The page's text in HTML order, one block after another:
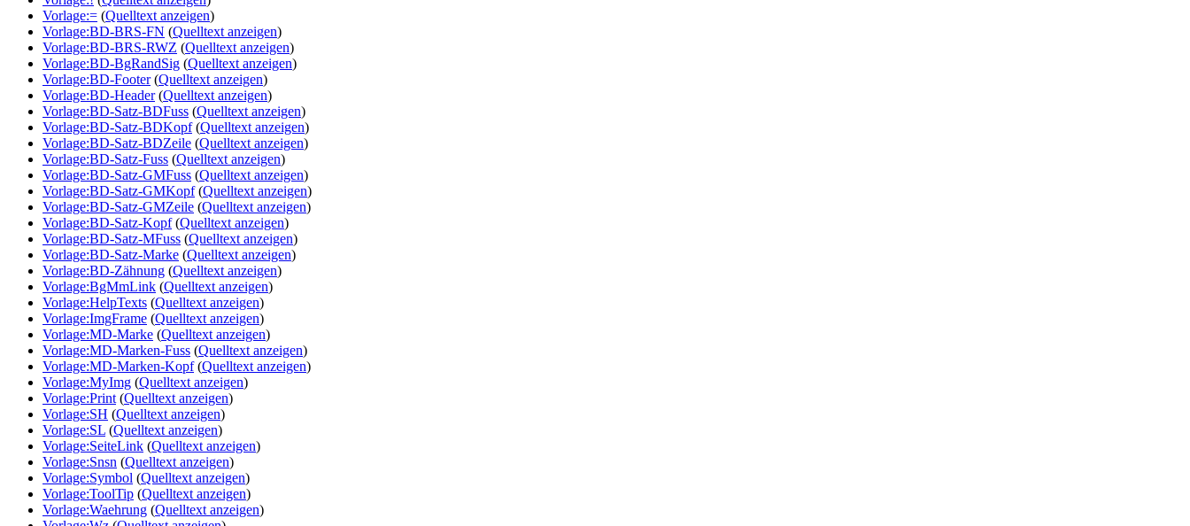
Vorlage:= (Quelltext anzeigen)
Vorlage:BD-BRS-FN (Quelltext anzeigen)
Vorlage:BD-BRS-RWZ (Quelltext anzeigen)
Vorlage:BD-BgRandSig (Quelltext anzeigen)
Vorlage:BD-Footer(Quelltext anzeigen)
Vorlage:BD-Header(Quelltext anzeigen)
Vorlage:BD-Satz-BDFuss (Quelltext anzeigen)
Vorlage:BD-Satz-BDKopf(Quelltext anzeigen)
Vorlage:BD-Satz-BDZeile (Quelltext anzeigen)
Vorlage:BD-Satz-Fuss (Quelltext anzeigen)
Vorlage:BD-Satz-GMFuss (Quelltext anzeigen)
Vorlage:BD-Satz-GMKopf(Quelltext anzeigen)
Vorlage:BD-Satz-GMZeile (Quelltext anzeigen)
Vorlage:BD-Satz-Kopf(Quelltext anzeigen)
Vorlage:BD-Satz-MFuss (Quelltext anzeigen)
Vorlage:BD-Satz-Marke (Quelltext anzeigen)
Vorlage:BD-Zähnung (Quelltext anzeigen)
Vorlage:BgMmLink (Quelltext anzeigen)
Vorlage:HelpTexts (Quelltext anzeigen)
Vorlage:ImgFrame (Quelltext anzeigen)
Vorlage:MD-Marke (Quelltext anzeigen)
Vorlage:MD-Marken-Fuss (Quelltext anzeigen)
Vorlage:MD-Marken-Kopf(Quelltext anzeigen)
Vorlage:MyImg (Quelltext anzeigen)
Vorlage:Print (Quelltext anzeigen)
Vorlage:SH (Quelltext anzeigen)
Vorlage:SL (Quelltext anzeigen)
Vorlage:SeiteLink (Quelltext anzeigen)
Vorlage:Snsn (Quelltext anzeigen)
Vorlage:Symbol (Quelltext anzeigen)
Vorlage:ToolTip (Quelltext anzeigen)
Vorlage:Waehrung (Quelltext anzeigen)